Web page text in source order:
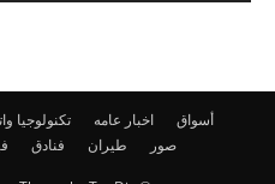
أسواق اخبار عامه تكنولوجيا
صور
طيران فنادق